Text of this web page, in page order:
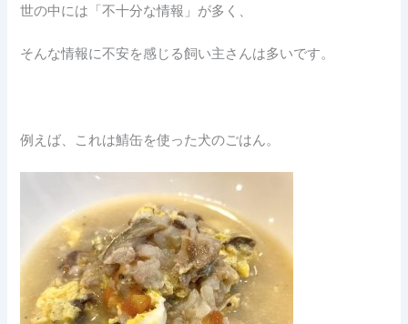
世の中には「不十分な情報」が多く、
そんな情報に不安を感じる飼い主さんは多いです。
例えば、これは鯖缶を使った犬のごはん。